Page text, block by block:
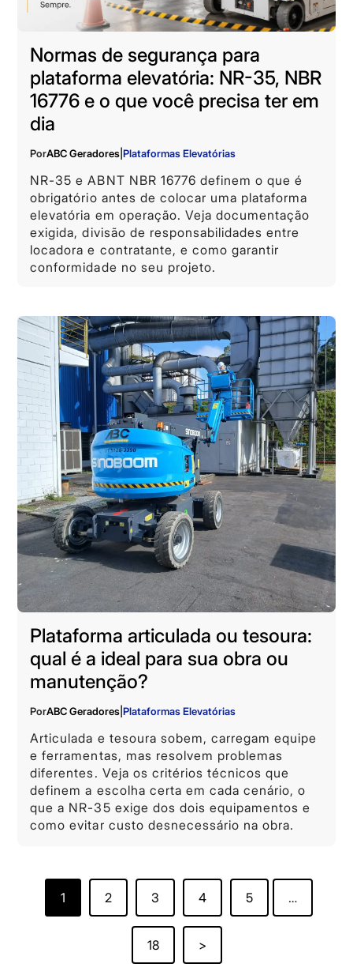
Normas de segurança para
plataforma elevatória: NR-35, NBR
16776 e o que você precisa ter em
dia
PorABC Geradores |Plataformas Elevatórias
NR-35 e ABNT NBR 16776 definem o que é
obrigatório antes de colocar uma plataforma
elevatória em operação. Veja documentação
exigida, divisão de responsabilidades entre
locadora e contratante, e como garantir
conformidade no seu projeto.
Plataforma articulada ou tesoura:
qual é a ideal para sua obra ou
manutenção?
PorABC Geradores |Plataformas Elevatórias
Articulada e tesoura sobem, carregam equipe
e ferramentas, mas resolvem problemas
diferentes. Veja os critérios técnicos que
definem a escolha certa em cada cenário, o
que a NR-35 exige dos dois equipamentos e
como evitar custo desnecessário na obra.
1 2 3 4 5 …
18 >